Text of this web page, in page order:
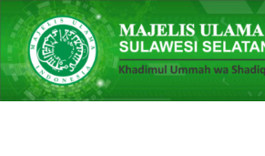
Skip
to
content